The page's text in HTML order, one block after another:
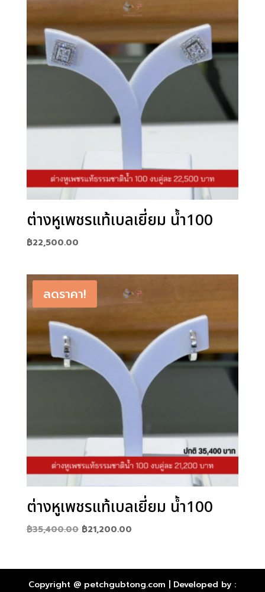
ต่างหูเพชรแท้เบลเยี่ยม น้ำ100
฿22,500.00
ลดราคา!
ต่างหูเพชรแท้เบลเยี่ยม น้ำ100
฿35,400.00 Original
฿35,400.00.
฿21,200.00Current
฿21,200.00.
Copyright @ petchgubtong.com | Developed by :